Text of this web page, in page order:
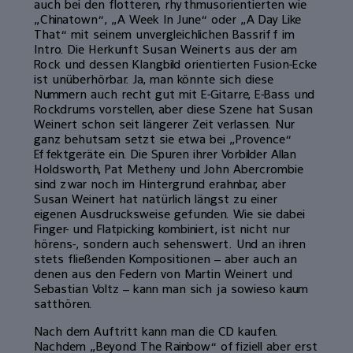
auch bei den flotteren, rhythmusorientierten wie
„Chinatown“, „A Week In June“ oder „A Day Like
That“ mit seinem unvergleichlichen Bassriff im
Intro. Die Herkunft Susan Weinerts aus der am
Rock und dessen Klangbild orientierten Fusion-Ecke
ist unüberhörbar. Ja, man könnte sich diese
Nummern auch recht gut mit E-Gitarre, E-Bass und
Rockdrums vorstellen, aber diese Szene hat Susan
Weinert schon seit längerer Zeit verlassen. Nur
ganz behutsam setzt sie etwa bei „Provence“
Effektgeräte ein. Die Spuren ihrer Vorbilder Allan
Holdsworth, Pat Metheny und John Abercrombie
sind zwar noch im Hintergrund erahnbar, aber
Susan Weinert hat natürlich längst zu einer
eigenen Ausdrucksweise gefunden. Wie sie dabei
Finger- und Flatpicking kombiniert, ist nicht nur
hörens-, sondern auch sehenswert. Und an ihren
stets fließenden Kompositionen – aber auch an
denen aus den Federn von Martin Weinert und
Sebastian Voltz – kann man sich ja sowieso kaum
satthören.
Nach dem Auftritt kann man die CD kaufen.
Nachdem „Beyond The Rainbow“ offiziell aber erst